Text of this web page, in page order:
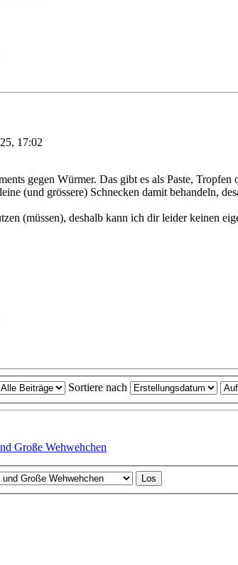
17:02
gegen Würmer. Das gibt es als Paste,
(und grössere) Schnecken damit behandeln,
(müssen), deshalb kann ich dir leider keinen
Sortiere nach
Große Wehwehchen